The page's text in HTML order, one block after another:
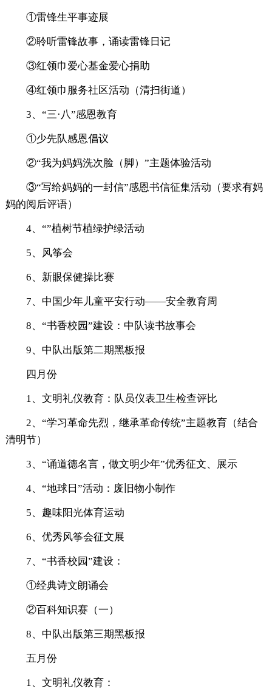
①雷锋生平事迹展
②聆听雷锋故事，诵读雷锋日记
③红领巾爱心基金爱心捐助
④红领巾服务社区活动（清扫街道）
3、“三·八”感恩教育
①少先队感恩倡议
②“我为妈妈洗次脸（脚）”主题体验活动
③“写给妈妈的一封信”感恩书信征集活动（要求有妈
妈的阅后评语）
4、“”植树节植绿护绿活动
5、风筝会
6、新眼保健操比赛
7、中国少年儿童平安行动——安全教育周
8、“书香校园”建设：中队读书故事会
9、中队出版第二期黑板报
四月份
1、文明礼仪教育：队员仪表卫生检查评比
2、“学习革命先烈，继承革命传统”主题教育（结合
清明节）
3、“诵道德名言，做文明少年”优秀征文、展示
4、“地球日”活动：废旧物小制作
5、趣味阳光体育运动
6、优秀风筝会征文展
7、“书香校园”建设：
①经典诗文朗诵会
②百科知识赛（一）
8、中队出版第三期黑板报
五月份
1、文明礼仪教育：